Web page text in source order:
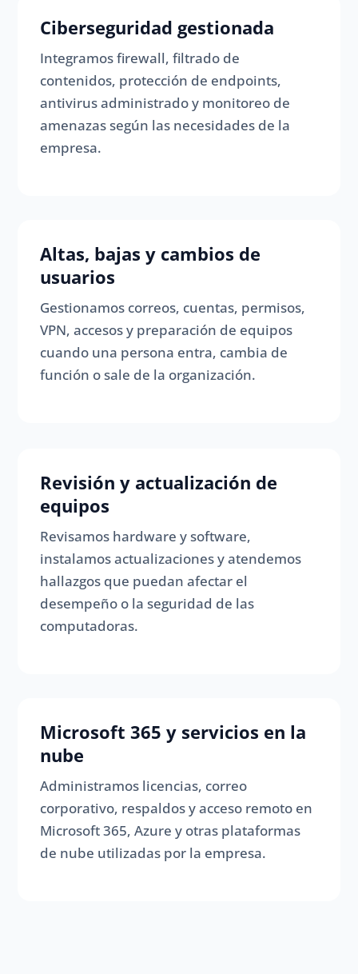
Ciberseguridad gestionada
Integramos firewall, filtrado de
contenidos, protección de endpoints,
antivirus administrado y monitoreo de
amenazas según las necesidades de la
empresa.
Altas, bajas y cambios de
usuarios
Gestionamos correos, cuentas, permisos,
VPN, accesos y preparación de equipos
cuando una persona entra, cambia de
función o sale de la organización.
Revisión y actualización de
equipos
Revisamos hardware y software,
instalamos actualizaciones y atendemos
hallazgos que puedan afectar el
desempeño o la seguridad de las
computadoras.
Microsoft 365 y servicios en la
nube
Administramos licencias, correo
corporativo, respaldos y acceso remoto en
Microsoft 365, Azure y otras plataformas
de nube utilizadas por la empresa.